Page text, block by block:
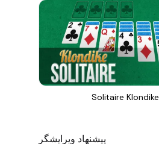
Solitaire Klondike
پیشنهاد ویرایشگر